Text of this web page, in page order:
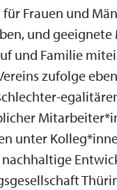
Frauen und
und
und Familie
zufolge
unter